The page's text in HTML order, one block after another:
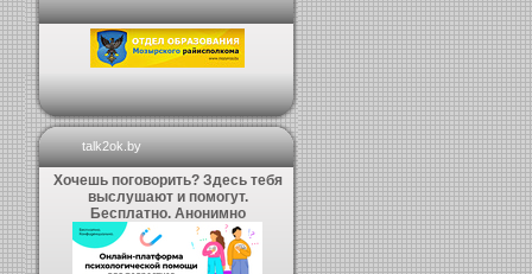
talk2ok.by
Хочешь поговорить? Здесь тебя
выслушают и помогут.
Бесплатно. Анонимно